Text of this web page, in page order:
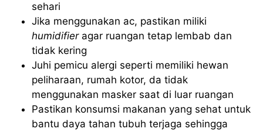
sehari
Jika menggunakan ac, pastikan miliki
humidifier agar ruangan tetap lembab dan
tidak kering
Juhi pemicu alergi seperti memiliki hewan
peliharaan, rumah kotor, da tidak
menggunakan masker saat di luar ruangan
Pastikan konsumsi makanan yang sehat untuk
bantu daya tahan tubuh terjaga sehingga